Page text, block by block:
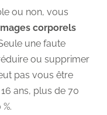
ou non, vous
corporels
une faute
ou supprimer
pas vous être
ans, plus de 70